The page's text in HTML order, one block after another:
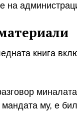
на
книга
му, е